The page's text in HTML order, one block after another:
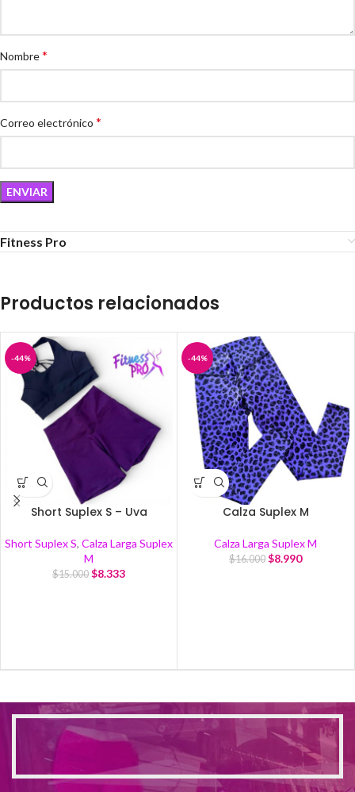
Nombre*
Correo electrónico *
Fitness Pro
Productos relacionados
-44%
Short Suplex S – Uva
Short Suplex S, Calza Larga Suplex
M
$15.000 $8.333
-44%
Calza Suplex M
Calza Larga Suplex M
$16.000 $8.990